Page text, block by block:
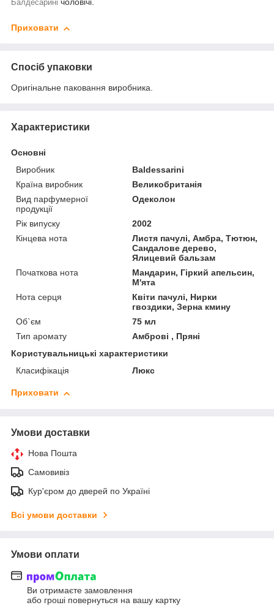
Балдесарині чоловічі.
Приховати
Спосіб упаковки
Оригінальне паковання виробника.
Характеристики
Основні
Виробник
Baldessarini
Країна виробник
Великобританія
Вид парфумерної
продукції
Одеколон
Рік випуску
2002
Кінцева нота
Листя пачулі, Амбра, Тютюн,
Сандалове дерево,
Ялицевий бальзам
Початкова нота
Мандарин, Гіркий апельсин,
М'ята
Нота серця
Квіти пачулі, Нирки
гвоздики, Зерна кмину
Об`єм
75 мл
Тип аромату
Амброві , Пряні
Користувальницькі характеристики
Класифікація
Люкс
Приховати
Умови доставки
Нова Пошта
Самовивіз
Кур'єром до дверей по Україні
Всі умови доставки
Умови оплати
Ви отримаєте замовлення
або гроші повернуться на вашу картку